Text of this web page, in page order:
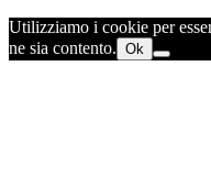
Utilizziamo i cookie per
ne sia contento. Ok